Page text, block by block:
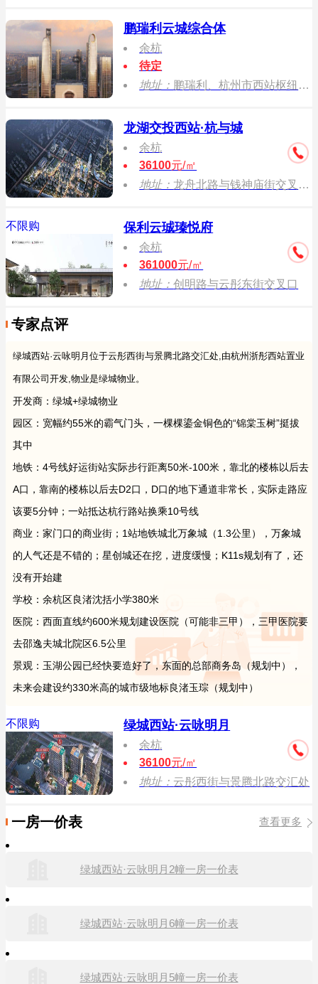
鹏瑞利云城综合体
余杭
待定
地址： 鹏瑞利、杭州市西站枢纽开发、中铁建、大南铁轨道物业发展
龙湖交投西站·杭与城
余杭
36100元/㎡
地址： 龙舟北路与钱神庙街交叉口，龙舟路地铁站旁
不限购 保利云珹瑧悦府
余杭
361000元/㎡
地址：创明路与云彤东街交叉口
专家点评
绿城西站·云咏明月位于云彤西街与景腾北路交汇处,由杭州浙彤西站置业
有限公司开发,物业是绿城物业。
开发商：绿城+绿城物业
园区：宽幅约55米的霸气门头，一棵棵鎏金铜色的“锦棠玉树”挺拔
其中
地铁：4号线好运街站实际步行距离50米-100米，靠北的楼栋以后去
A口，靠南的楼栋以后去D2口，D口的地下通道非常长，实际走路应
该要5分钟；一站抵达杭行路站换乘10号线
商业：家门口的商业街；1站地铁城北万象城（1.3公里），万象城
的人气还是不错的；星创城还在挖，进度缓慢；K11s规划有了，还
没有开始建
学校：余杭区良渚沈括小学380米
医院：西面直线约600米规划建设医院（可能非三甲），三甲医院要
去邵逸夫城北院区6.5公里
景观：玉湖公园已经快要造好了，东面的总部商务岛（规划中），
未来会建设约330米高的城市级地标良渚玉琮（规划中）
不限购 绿城西站·云咏明月
余杭
36100元/㎡
地址： 云彤西街与景腾北路交汇处
一房一价表 查看更多
绿城西站·云咏明月2幢一房一价表
绿城西站·云咏明月6幢一房一价表
绿城西站·云咏明月5幢一房一价表